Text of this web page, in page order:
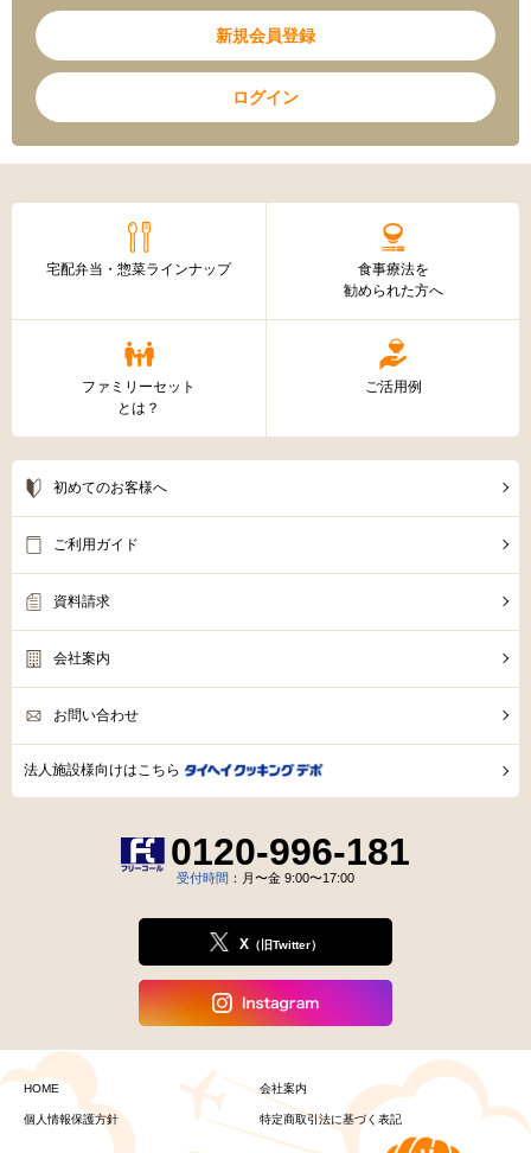
新規会員登録
ログイン
宅配弁当・惣菜ラインナップ
食事療法を
勧められた方へ
ファミリーセット
とは？
ご活用例
初めてのお客様へ
ご利用ガイド
資料請求
会社案内
お問い合わせ
法人施設様向けはこちら
0120-996-181
受付時間 ：月〜金 9:00〜17:00
X（旧Twitter）
HOME 会社案内
個人情報保護方針 特定商取引法に基づく表記